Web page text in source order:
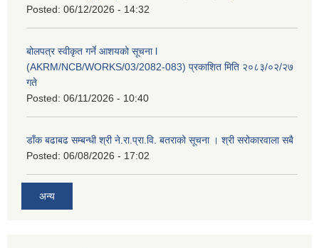
Posted: 06/12/2026 - 14:32
बोलपत्र स्वीकृत गर्ने आशयको सूचना l
(AKRM/NCB/WORKS/03/2082-083) प्रकाशित मिति २०८३/०२/२७
गते
Posted: 06/11/2026 - 10:40
डाँक बढाबढ सम्बन्धी श्री ने.रा.प्रा.वि. बतराको सूचना । श्री सरोकारवाला सबै
Posted: 06/08/2026 - 17:02
अन्य